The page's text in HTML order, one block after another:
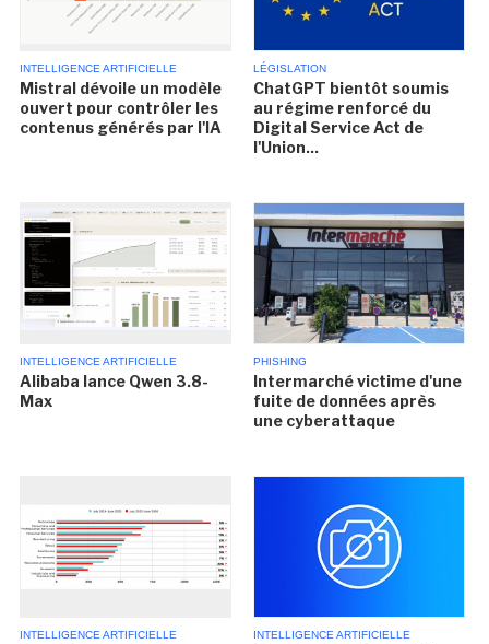
INTELLIGENCE ARTIFICIELLE
Mistral dévoile un modèle
ouvert pour contrôler les
contenus générés par l'IA
LÉGISLATION
ChatGPT bientôt soumis
au régime renforcé du
Digital Service Act de
l'Union...
INTELLIGENCE ARTIFICIELLE
Alibaba lance Qwen 3.8-
Max
PHISHING
Intermarché victime d'une
fuite de données après
une cyberattaque
INTELLIGENCE ARTIFICIELLE INTELLIGENCE ARTIFICIELLE